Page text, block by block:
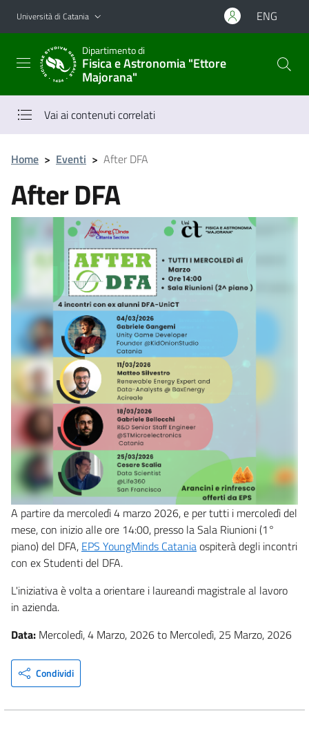
Vai al contenuto principale
Vai al menu di navigazione
Università di Catania ENG
Dipartimento di
Fisica e Astronomia "Ettore
Majorana"
Vai ai contenuti correlati
Home > Eventi > After DFA
After DFA
A partire da mercoledì 4 marzo 2026, e per tutti i mercoledì del
mese, con inizio alle ore 14:00, presso la Sala Riunioni (1°
piano) del DFA, EPS YoungMinds Cataniaospiterà degli incontri
con ex Studenti del DFA.
L'iniziativa è volta a orientare i laureandi magistrale al lavoro
in azienda.
Data: Mercoledì, 4 Marzo, 2026to Mercoledì, 25 Marzo, 2026
Condividi